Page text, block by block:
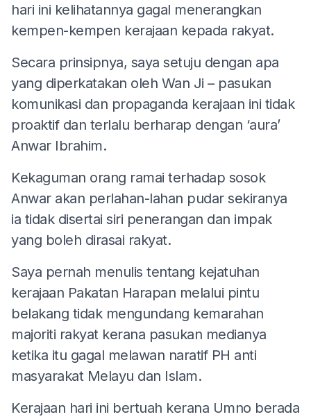
hari ini kelihatannya gagal menerangkan
kempen-kempen kerajaan kepada rakyat.
Secara prinsipnya, saya setuju dengan apa
yang diperkatakan oleh Wan Ji – pasukan
komunikasi dan propaganda kerajaan ini tidak
proaktif dan terlalu berharap dengan ‘aura’
Anwar Ibrahim.
Kekaguman orang ramai terhadap sosok
Anwar akan perlahan-lahan pudar sekiranya
ia tidak disertai siri penerangan dan impak
yang boleh dirasai rakyat.
Saya pernah menulis tentang kejatuhan
kerajaan Pakatan Harapan melalui pintu
belakang tidak mengundang kemarahan
majoriti rakyat kerana pasukan medianya
ketika itu gagal melawan naratif PH anti
masyarakat Melayu dan Islam.
Kerajaan hari ini bertuah kerana Umno berada